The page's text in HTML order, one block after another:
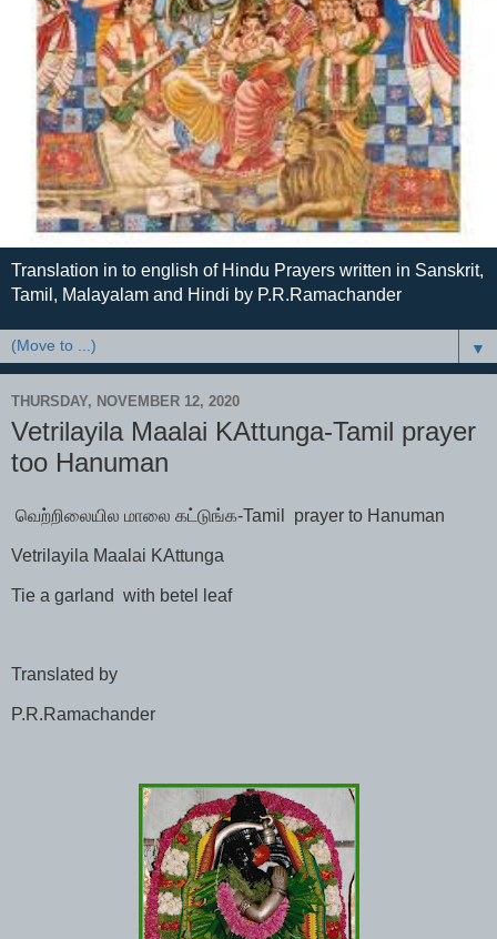
Translation in to english of Hindu Prayers written in Sanskrit,
Tamil, Malayalam and Hindi by P.R.Ramachander
▼
THURSDAY, NOVEMBER 12, 2020
Vetrilayila Maalai KAttunga-Tamil prayer
too Hanuman
வெற்றிலையில மாலை கட்டுங்க-Tamil prayer to Hanuman
Vetrilayila Maalai KAttunga
Tie a garland with betel leaf
Translated by
P.R.Ramachander